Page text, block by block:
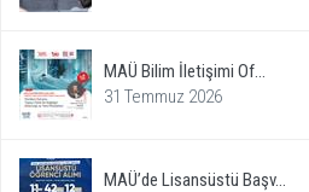
MAÜ Bilim İletişimi Of...
31 Temmuz 2026
MAÜ’de Lisansüstü Başv...